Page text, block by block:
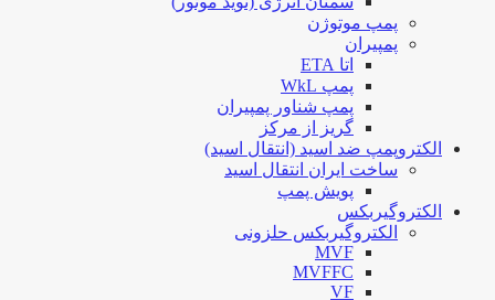
پمپ موتوژن
پمپیران
اتا ETA
پمپ WkL
پمپ شناور پمپیران
گریز از مرکز
الکتروپمپ ضد اسید (انتقال اسید)
ساخت ایران انتقال اسید
پویش پمپ
الکتروگیربکس
الکتروگیربکس حلزونی
MVF
MVFFC
VF